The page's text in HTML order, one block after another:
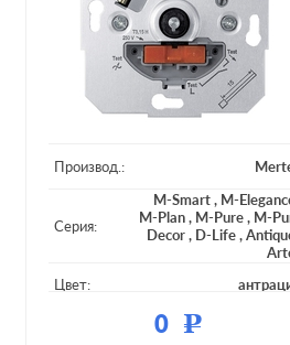
Производ.:
Серия:
M-Smart, M-
M-Plan, M-Pure, M-
Decor, D-Life,
Цвет:
0Р